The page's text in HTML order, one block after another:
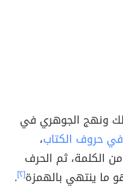
ونهج الجوهري في
في حروف الكتاب،
الكلمة، ثم الحرف
ما ينتهي بالهمزة[٢] .